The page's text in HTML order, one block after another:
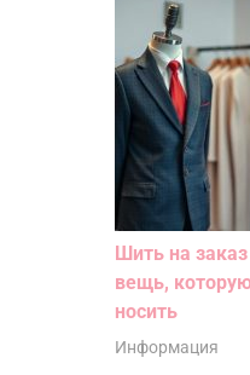
Шить на
вещь,
носить
Информация